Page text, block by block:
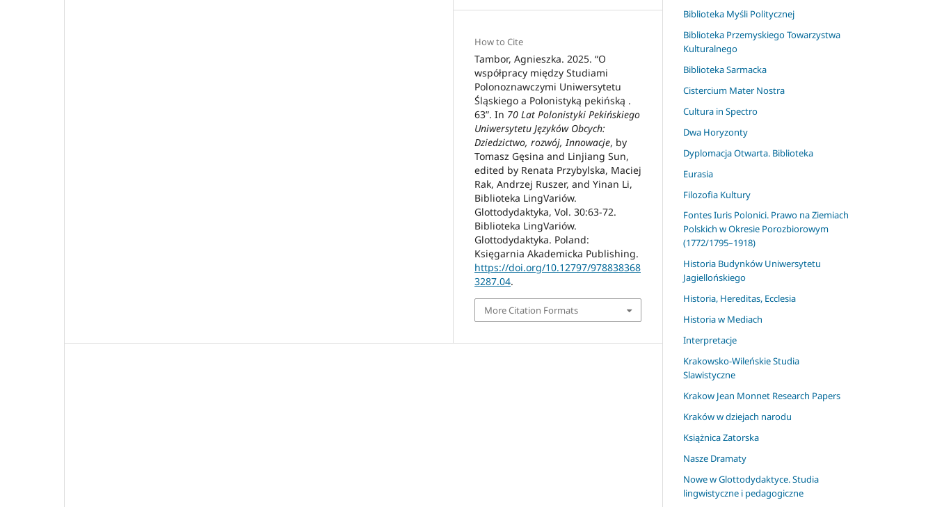
How to Cite
Tambor, Agnieszka. 2025. “O
współpracy między Studiami
Polonoznawczymi Uniwersytetu
Śląskiego a Polonistyką pekińską .
63”. In 70 Lat Polonistyki Pekińskiego
Uniwersytetu Języków Obcych:
Dziedzictwo, rozwój, Innowacje, by
Tomasz Gęsina and Linjiang Sun,
edited by Renata Przybylska, Maciej
Rak, Andrzej Ruszer, and Yinan Li,
Biblioteka LingVariów.
Glottodydaktyka, Vol. 30:63-72.
Biblioteka LingVariów.
Glottodydaktyka. Poland:
Księgarnia Akademicka Publishing.
https://doi.org/10.12797/978838368
3287.04.
More Citation Formats
Biblioteka Myśli Politycznej
Biblioteka Przemyskiego Towarzystwa
Kulturalnego
Biblioteka Sarmacka
Cistercium Mater Nostra
Cultura in Spectro
Dwa Horyzonty
Dyplomacja Otwarta. Biblioteka
Eurasia
Filozofia Kultury
Fontes Iuris Polonici. Prawo na Ziemiach
Polskich w Okresie Porozbiorowym
(1772/1795–1918)
Historia Budynków Uniwersytetu
Jagiellońskiego
Historia, Hereditas, Ecclesia
Historia w Mediach
Interpretacje
Krakowsko-Wileńskie Studia
Slawistyczne
Krakow Jean Monnet Research Papers
Kraków w dziejach narodu
Książnica Zatorska
Nasze Dramaty
Nowe w Glottodydaktyce. Studia
lingwistyczne i pedagogiczne